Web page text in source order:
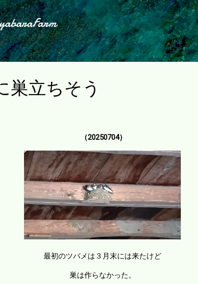
スキップしてメイン コンテンツに移動
巣立ちそう
（20250704）
最初のツバメは３月末には来たけど
巣は作らなかった。